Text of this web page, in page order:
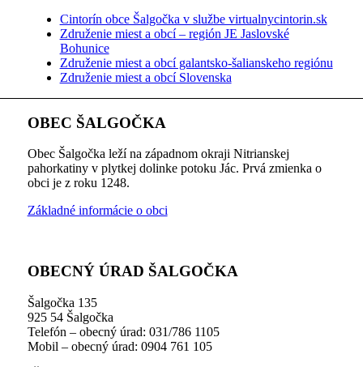
Cintorín obce Šalgočka v službe virtualnycintorin.sk
Združenie miest a obcí – región JE Jaslovské
Bohunice
Združenie miest a obcí galantsko-šalianskeho regiónu
Združenie miest a obcí Slovenska
OBEC ŠALGOČKA
Obec Šalgočka leží na západnom okraji Nitrianskej
pahorkatiny v plytkej dolinke potoku Jác. Prvá zmienka o
obci je z roku 1248.
Základné informácie o obci
OBECNÝ ÚRAD ŠALGOČKA
Šalgočka 135
925 54 Šalgočka
Telefón – obecný úrad: 031/786 1105
Mobil – obecný úrad: 0904 761 105